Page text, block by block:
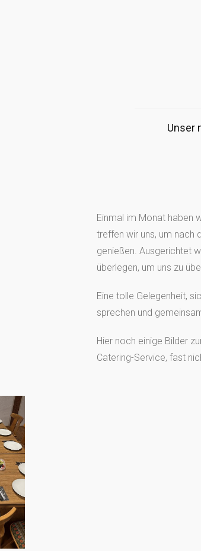
Unser
Einmal im Monat haben
treffen wir uns, um nach
genießen. Ausgerichtet
überlegen, um uns zu
Eine tolle Gelegenheit,
sprechen und
Hier noch einige Bilder
Catering-Service, fast